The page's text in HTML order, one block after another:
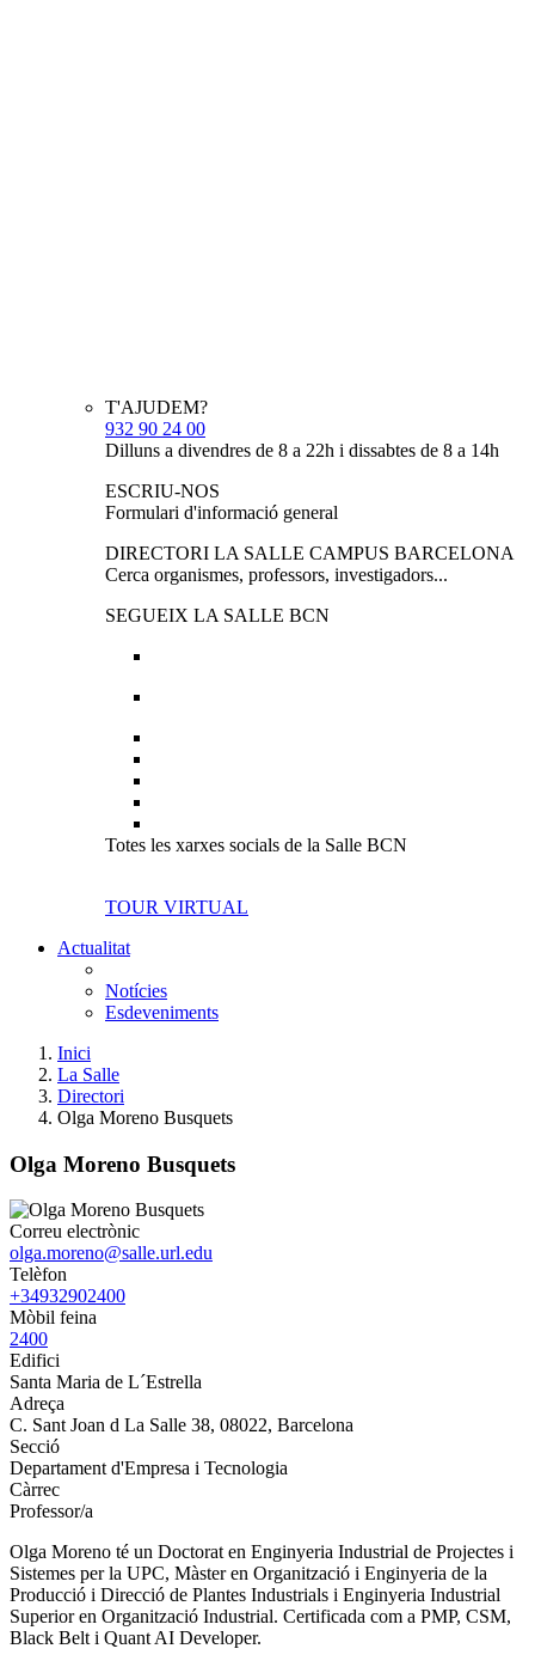
T'AJUDEM?
932 90 24 00
Dilluns a divendres de 8 a 22h i dissabtes de 8 a 14h
ESCRIU-NOS
Formulari d'informació general
DIRECTORI LA SALLE CAMPUS BARCELONA
Cerca organismes, professors, investigadors...
SEGUEIX LA SALLE BCN
Totes les xarxes socials de la Salle BCN
TOUR VIRTUAL
Actualitat
Notícies
Esdeveniments
Inici
La Salle
Directori
Olga Moreno Busquets
Olga Moreno Busquets
Correu electrònic
olga.moreno@salle.url.edu
Telèfon
+34932902400
Mòbil feina
2400
Edifici
Santa Maria de L´Estrella
Adreça
C. Sant Joan d La Salle 38, 08022, Barcelona
Secció
Departament d'Empresa i Tecnologia
Càrrec
Professor/a
Olga Moreno té un Doctorat en Enginyeria Industrial de Projectes i
Sistemes per la UPC, Màster en Organització i Enginyeria de la
Producció i Direcció de Plantes Industrials i Enginyeria Industrial
Superior en Organització Industrial. Certificada com a PMP, CSM,
Black Belt i Quant AI Developer.